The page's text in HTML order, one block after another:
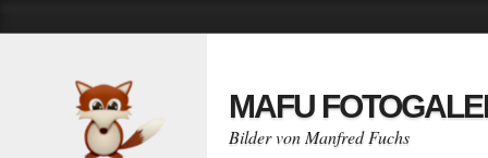
MAFU
Bilder von Manfred Fuchs